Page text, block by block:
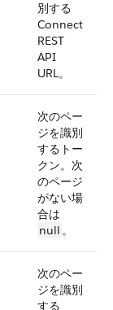
別する
Connect
REST
API
URL。
次のペー
ジを識別
するトー
クン。次
のページ
がない場
合は
null 。
次のペー
ジを識別
する